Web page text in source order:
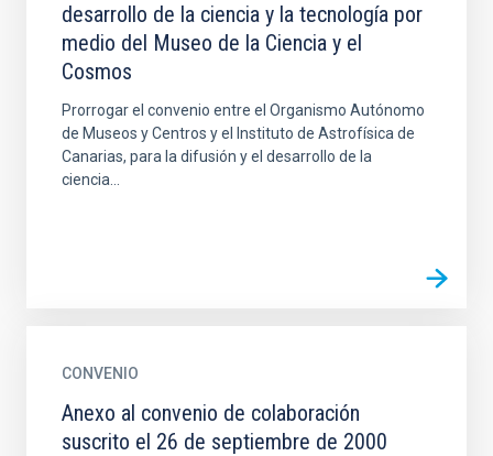
desarrollo de la ciencia y la tecnología por
medio del Museo de la Ciencia y el
Cosmos
Prorrogar el convenio entre el Organismo Autónomo
de Museos y Centros y el Instituto de Astrofísica de
Canarias, para la difusión y el desarrollo de la
ciencia...
CONVENIO
Anexo al convenio de colaboración
suscrito el 26 de septiembre de 2000